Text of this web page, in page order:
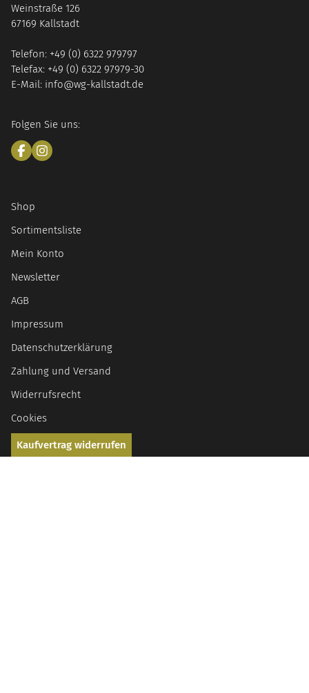
Weinstraße 126
67169 Kallstadt
Telefon: +49 (0) 6322 979797
Telefax: +49 (0) 6322 97979-30
E-Mail: info@wg-kallstadt.de
Folgen Sie uns:
Shop
Sortimentsliste
Mein Konto
Newsletter
AGB
Impressum
Datenschutzerklärung
Zahlung und Versand
Widerrufsrecht
Cookies
Kaufvertrag widerrufen